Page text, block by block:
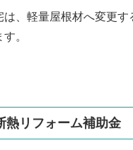
は、軽量屋根材へ変更す
。
リフォーム補助金